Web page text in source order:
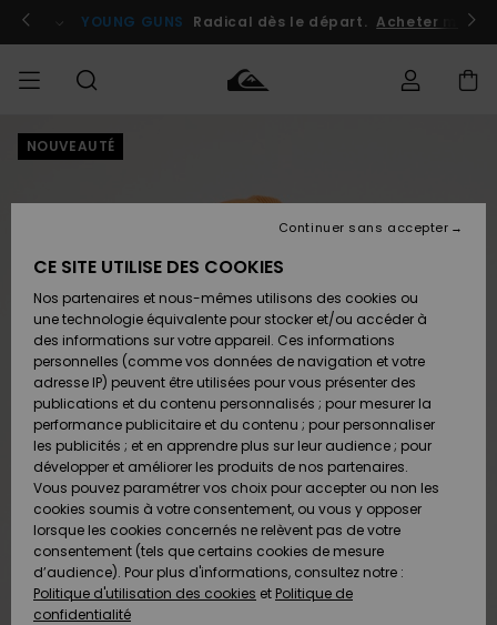
l'information
le
Se connecter / s'inscrire
YOUNG GUNS Radical dès le départ. Acheter
HOMME
Chaussures
& Tongs
Surf
Snow
Nouveautés
Chaussures
& Tongs
Surf
Snow
Nouveautés
FEMME
A
Découvrir
Snow
SURF
Homme
Surf
Shop
Enfant
Highlights
Communauté
SNOW
Homme
Snow
Shop
Enfant
Snow
Shop
Femme
A
Découvrir
Communauté
OUTLET
Enfant
Outlet
Femme
AIDE &
CONTACT
Retours
Paiement
Carte
Cadeau
Quiksilver
Freedom
Protection
des
MAGASINS
NOUVEAUTÉ
CE SITE UTILISE DES COOKIES
Nos partenaires et nous-mêmes utilisons des cookies ou
une technologie équivalente pour stocker et/ou accéder à
des informations sur votre appareil. Ces informations
personnelles (comme vos données de navigation et votre
adresse IP) peuvent être utilisées pour vous présenter des
publications et du contenu personnalisés ; pour mesurer la
performance publicitaire et du contenu ; pour personnaliser
les publicités ; et en apprendre plus sur leur audience ; pour
développer et améliorer les produits de nos partenaires.
Vous pouvez paramétrer vos choix pour accepter ou non les
cookies soumis à votre consentement, ou vous y opposer
lorsque les cookies concernés ne relèvent pas de votre
consentement (tels que certains cookies de mesure
d’audience). Pour plus d'informations, consultez notre :
Politique d'utilisation des cookies et Politique de
confidentialité
Continuer sans accepter